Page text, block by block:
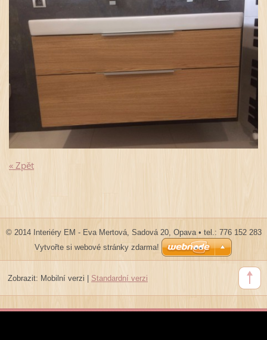
« Zpět
© 2014 Interiéry EM - Eva Mertová, Sadová 20, Opava • tel.: 776 152 283
Vytvořte si webové stránky zdarma!
Zobrazit: Mobilní verzi Standardní verzi